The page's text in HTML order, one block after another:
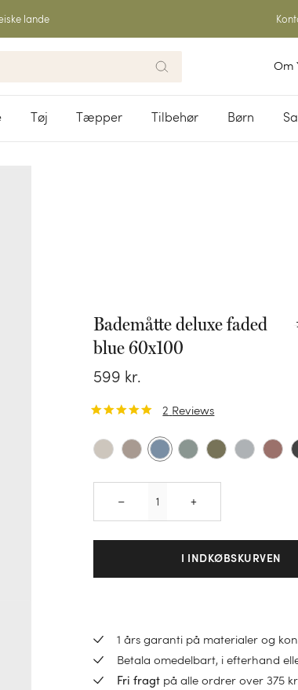
lande
Om
Tøj Tæpper Tilbehør Børn
Bademåtte deluxe faded
blue 60x100
599 kr.
2 Reviews
– +
I INDKØBSKURVEN
1 års garanti på materialer og
Betala omedelbart, i efterhand
Fri fragt på alle ordrer over 375 kr.